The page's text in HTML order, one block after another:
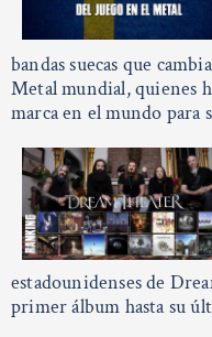
bandas suecas que
Metal mundial, quienes
marca en el mundo para
estadounidenses de
primer álbum hasta su